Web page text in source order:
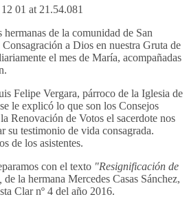
de la comunidad de San
a Dios en nuestra Gruta de
el mes de María, acompañadas
Felipe Vergara, párroco de la Iglesia de
le explicó lo que son los Consejos
Renovación de Votos el sacerdote nos
su testimonio de vida consagrada.
de los asistentes.
con el texto "Resignificación de
de la hermana Mercedes Casas Sánchez,
Clar nº 4 del año 2016.